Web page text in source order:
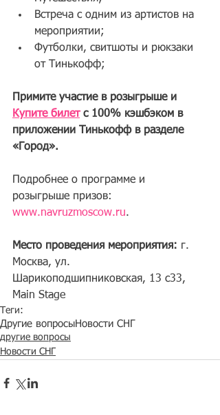
Встреча с одним из артистов на
мероприятии;
Футболки, свитшоты и рюкзаки
от Тинькофф;
Примите участие в розыгрыше и
Купите билет с 100% кэшбэком в
приложении Тинькофф в разделе
«Город».
Подробнее о программе и
розыгрыше призов:
www.navruzmoscow.ru.
Место проведения мероприятия: г.
Москва, ул.
Шарикоподшипниковская, 13 с33,
Main Stage
Теги:
Другие вопросыНовости СНГ
другие вопросы
Новости СНГ